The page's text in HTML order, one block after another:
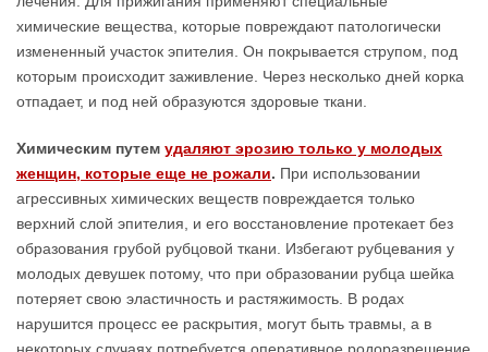
химические вещества, которые повреждают патологически
измененный участок эпителия. Он покрывается струпом, под
которым происходит заживление. Через несколько дней корка
отпадает, и под ней образуются здоровые ткани.
Химическим путем удаляют эрозию только у молодых
женщин, которые еще не рожали. При использовании
агрессивных химических веществ повреждается только
верхний слой эпителия, и его восстановление протекает без
образования грубой рубцовой ткани. Избегают рубцевания у
молодых девушек потому, что при образовании рубца шейка
потеряет свою эластичность и растяжимость. В родах
нарушится процесс ее раскрытия, могут быть травмы, а в